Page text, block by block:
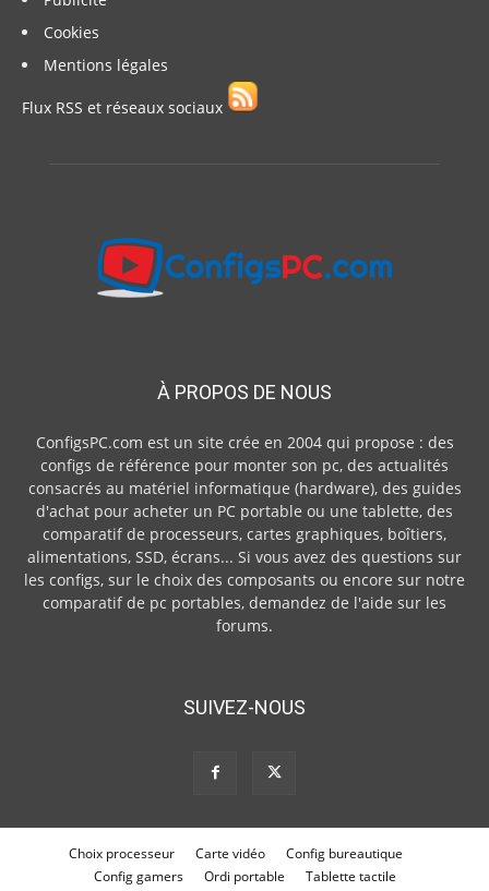
Cookies
Mentions légales
Flux RSS et réseaux sociaux
À PROPOS DE NOUS
ConfigsPC.com est un site crée en 2004 qui propose : des
configs de référence pour monter son pc, des actualités
consacrés au matériel informatique (hardware), des guides
d'achat pour acheter un PC portable ou une tablette, des
comparatif de processeurs, cartes graphiques, boîtiers,
alimentations, SSD, écrans... Si vous avez des questions sur
les configs, sur le choix des composants ou encore sur notre
comparatif de pc portables, demandez de l'aide sur les
forums.
SUIVEZ-NOUS
Choix processeur Carte vidéo
Config bureautique
Config gamers
Ordi portable Tablette tactile